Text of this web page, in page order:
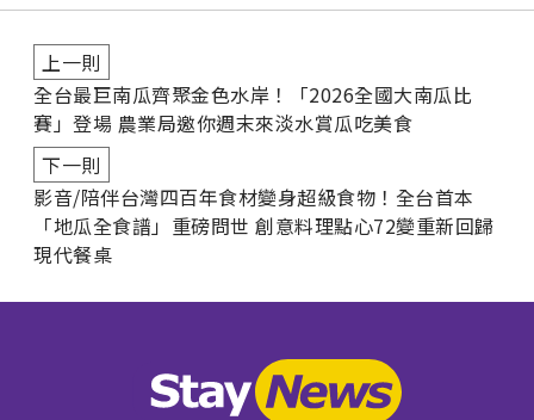
上一則
全台最巨南瓜齊聚金色水岸！「2026全國大南瓜比
賽」登場 農業局邀你週末來淡水賞瓜吃美食
下一則
影音/陪伴台灣四百年食材變身超級食物！全台首本
「地瓜全食譜」重磅問世 創意料理點心72變重新回歸
現代餐桌